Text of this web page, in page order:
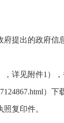
提出的政府信
详见附件1）
）下
复印件。